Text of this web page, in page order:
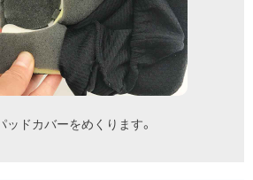
ドカバーをめくります。